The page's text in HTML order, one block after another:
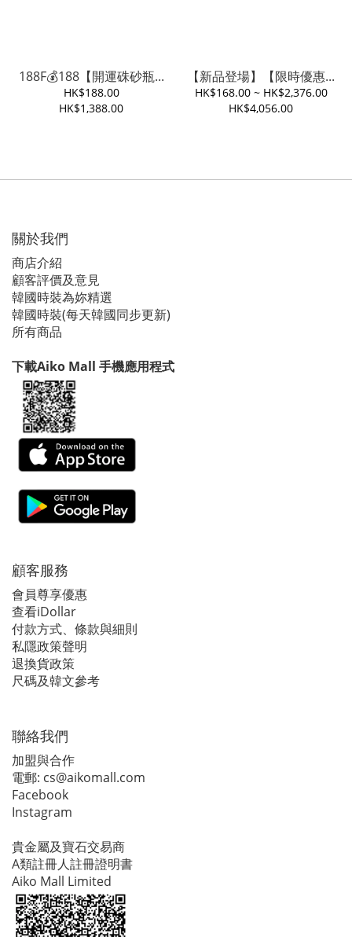
188F💰188【開運硃砂瓶...
HK$188.00
HK$1,388.00
【新品登場】【限時優惠...
HK$168.00 ~ HK$2,376.00
HK$4,056.00
關於我們
商店介紹
顧客評價及意見
韓國時裝為妳精選
韓國時裝(每天韓國同步更新)
所有商品
下載Aiko Mall 手機應用程式
顧客服務
會員尊享優惠
查看iDollar
付款方式、條款與細則
私隱政策聲明
退換貨政策
尺碼及韓文參考
聯絡我們
加盟與合作
電郵: cs@aikomall.com
Facebook
Instagram
貴金屬及寶石交易商
A類註冊人註冊證明書
Aiko Mall Limited